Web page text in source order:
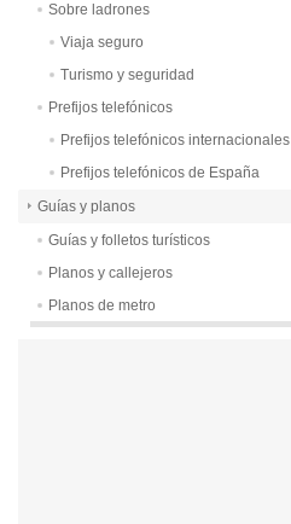
Sobre ladrones
Viaja seguro
Turismo y seguridad
Prefijos telefónicos
Prefijos telefónicos internacionales
Prefijos telefónicos de España
Guías y planos
Guías y folletos turísticos
Planos y callejeros
Planos de metro